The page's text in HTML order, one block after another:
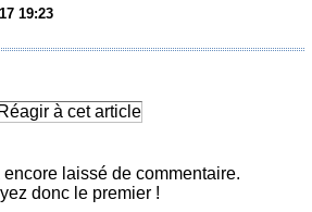
19:23
Réagir à cet article
encore laissé de commentaire.
donc le premier !